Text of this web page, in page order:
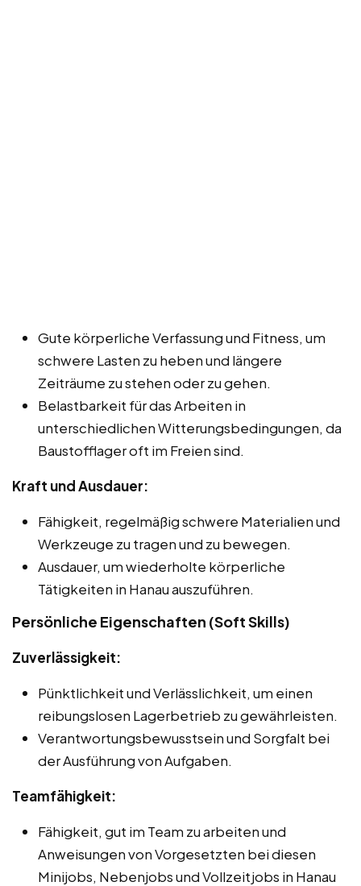
Gute körperliche Verfassung und Fitness, um
schwere Lasten zu heben und längere
Zeiträume zu stehen oder zu gehen.
Belastbarkeit für das Arbeiten in
unterschiedlichen Witterungsbedingungen, da
Baustofflager oft im Freien sind.
Kraft und Ausdauer:
Fähigkeit, regelmäßig schwere Materialien und
Werkzeuge zu tragen und zu bewegen.
Ausdauer, um wiederholte körperliche
Tätigkeiten in Hanau auszuführen.
Persönliche Eigenschaften (Soft Skills)
Zuverlässigkeit:
Pünktlichkeit und Verlässlichkeit, um einen
reibungslosen Lagerbetrieb zu gewährleisten.
Verantwortungsbewusstsein und Sorgfalt bei
der Ausführung von Aufgaben.
Teamfähigkeit:
Fähigkeit, gut im Team zu arbeiten und
Anweisungen von Vorgesetzten bei diesen
Minijobs, Nebenjobs und Vollzeitjobs in Hanau